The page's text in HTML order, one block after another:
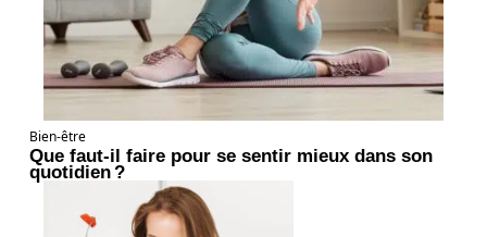
Bien-être
Que faut-il faire pour se sentir mieux dans son
quotidien ?